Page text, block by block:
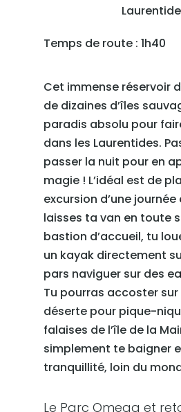
Temps de route : 1h40
Cet immense réservoir
de dizaines d’îles
paradis absolu pour
dans les Laurentides.
passer la nuit pour en
magie ! L’idéal est de
excursion d’une
laisses ta van en toute
bastion d’accueil, tu
un kayak directement
pars naviguer sur des
Tu pourras accoster
déserte pour pique-
falaises de l’île de la
simplement te baigner
tranquillité, loin du
Le Parc Omega et